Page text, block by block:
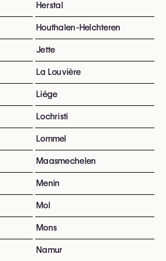
Herstal
Houthalen-Helchteren
Jette
La Louvière
Liège
Lochristi
Lommel
Maasmechelen
Menin
Mol
Mons
Namur